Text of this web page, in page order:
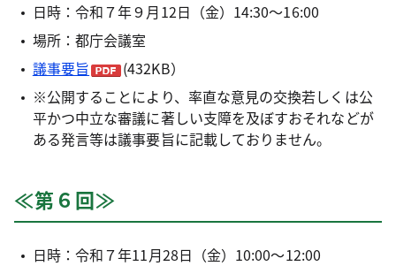
日時：令和７年９月12日（金）14:30～16:00
場所：都庁会議室
議事要旨
(432KB）
※公開することにより、率直な意見の交換若しくは公
平かつ中立な審議に著しい支障を及ぼすおそれなどが
ある発言等は議事要旨に記載しておりません。
≪第６回≫
日時：令和７年11月28日（金）10:00～12:00